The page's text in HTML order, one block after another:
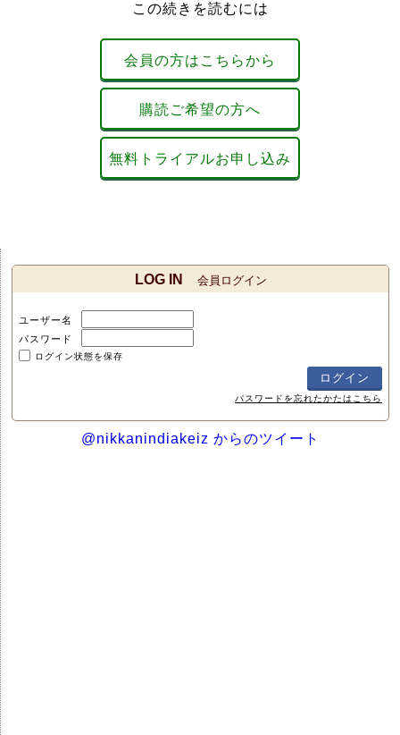
この続きを読むには
会員の方はこちらから
購読ご希望の方へ
無料トライアルお申し込み
LOG IN 会員ログイン
ユーザー名
パスワード
ログイン状態を保存
パスワードを忘れたかたはこちら
@nikkanindiakeiz からのツイート